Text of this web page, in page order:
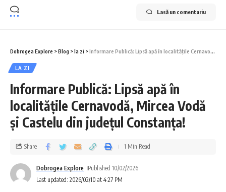
Lasă un comentariu
Dobrogea Explore >Blog >la zi >Informare Publică: Lipsă apă în localitățile Cernavodă, Mircea Vodă și Castelu din județul Constanța!
LA ZI
Informare Publică: Lipsă apă în
localitățile Cernavodă, Mircea Vodă
și Castelu din județul Constanța!
Last updated: 2026/02/10 at 4:27 PM
Dobrogea Explore Published 10/02/2026
Share 1 Min Read